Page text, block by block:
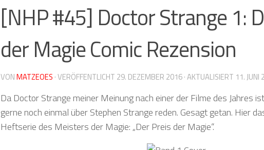
[NHP #45] Doctor Strange 1:
der Magie Comic Rezension
VONMATZEOES · VERÖFFENTLICHT 29. DEZEMBER 2016· AKTUALISIERT 11. JUNI
Da Doctor Strange meiner Meinung nach einer der Filme des Jahres
gerne noch einmal über Stephen Strange reden. Gesagt getan. Hier
Heftserie des Meisters der Magie: „Der Preis der Magie“.